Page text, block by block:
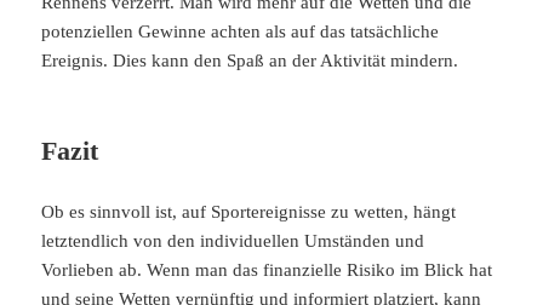
potenziellen Gewinne achten als auf das tatsächliche
Ereignis. Dies kann den Spaß an der Aktivität mindern.
Fazit
Ob es sinnvoll ist, auf Sportereignisse zu wetten, hängt
letztendlich von den individuellen Umständen und
Vorlieben ab. Wenn man das finanzielle Risiko im Blick hat
und seine Wetten vernünftig und informiert platziert, kann